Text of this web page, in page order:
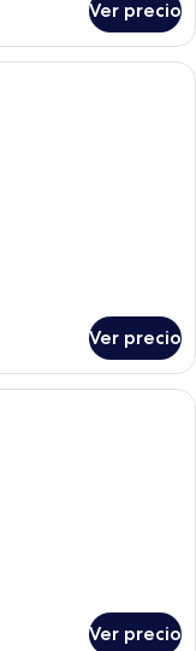
Ver precio
en la habitación y
Ver precio
en la habitación y
Ver precio